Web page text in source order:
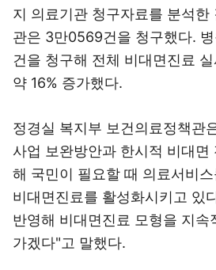
지 의료기관 청구자료를 분석한
관은 3만0569건을 청구했다.
건을 청구해 전체 비대면진료
약 16% 증가했다.
정경실 복지부 보건의료정책관
사업 보완방안과 한시적 비대면
해 국민이 필요할 때 의료서비
비대면진료를 활성화시키고 있
반영해 비대면진료 모형을 지속
가겠다"고 말했다.